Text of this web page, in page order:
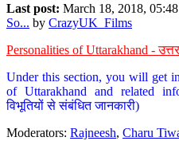
Last post: March 18, 2018,
So... by CrazyUK_Films
Personalities of Uttarakhand -
Under this section, you will get
of Uttarakhand and related
विभूतियों से संबंधित जानकारी)
Moderators: Rajneesh, Charu